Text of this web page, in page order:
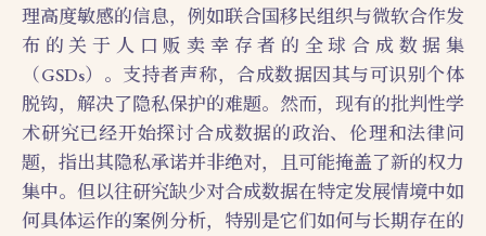
理高度敏感的信息，例如联合国移民组织与微软合作发
布的关于人口贩卖幸存者的全球合成数据集
（GSDs）。支持者声称，合成数据因其与可识别个体
脱钩，解决了隐私保护的难题。然而，现有的批判性学
术研究已经开始探讨合成数据的政治、伦理和法律问
题，指出其隐私承诺并非绝对，且可能掩盖了新的权力
集中。但以往研究缺少对合成数据在特定发展情境中如
何具体运作的案例分析，特别是它们如何与长期存在的